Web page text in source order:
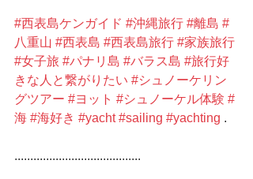
#西表島ケンガイド #沖縄旅行 #離島 #
八重山 #西表島 #西表島旅行 #家族旅行
#女子旅 #パナリ島 #バラス島 #旅行好
きな人と繋がりたい #シュノーケリン
グツアー #ヨット #シュノーケル体験 #
海 #海好き #yacht #sailing #yachting .
........................................